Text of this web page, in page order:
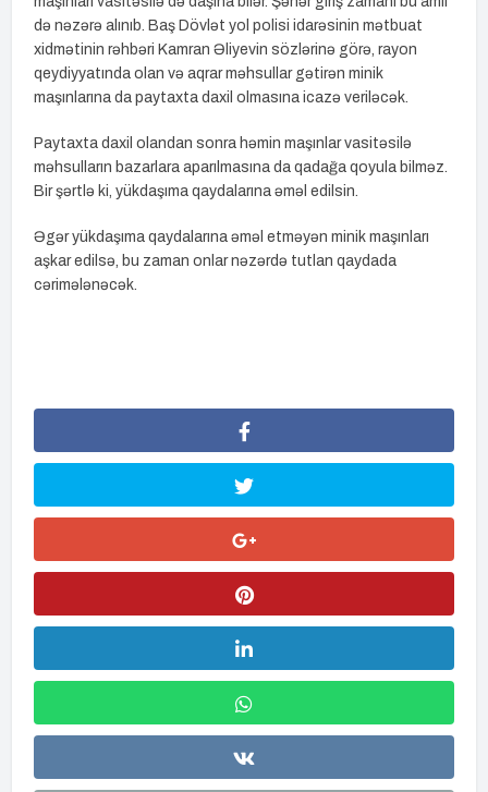
də nəzərə alınıb. Baş Dövlət yol polisi idarəsinin mətbuat
xidmətinin rəhbəri Kamran Əliyevin sözlərinə görə, rayon
qeydiyyatında olan və aqrar məhsullar gətirən minik
maşınlarına da paytaxta daxil olmasına icazə veriləcək.
Paytaxta daxil olandan sonra həmin maşınlar vasitəsilə
məhsulların bazarlara aparılmasına da qadağa qoyula bilməz.
Bir şərtlə ki, yükdaşıma qaydalarına əməl edilsin.
Əgər yükdaşıma qaydalarına əməl etməyən minik maşınları
aşkar edilsə, bu zaman onlar nəzərdə tutlan qaydada
cərimələnəcək.